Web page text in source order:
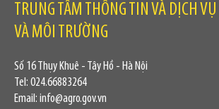
TRUNG TÂM THÔNG TIN VÀ DỊCH
VÀ MÔI TRƯỜNG
Số 16 Thụy Khuê - Tây Hồ - Hà Nội
Tel: 024.66883264
Email: info@agro.gov.vn